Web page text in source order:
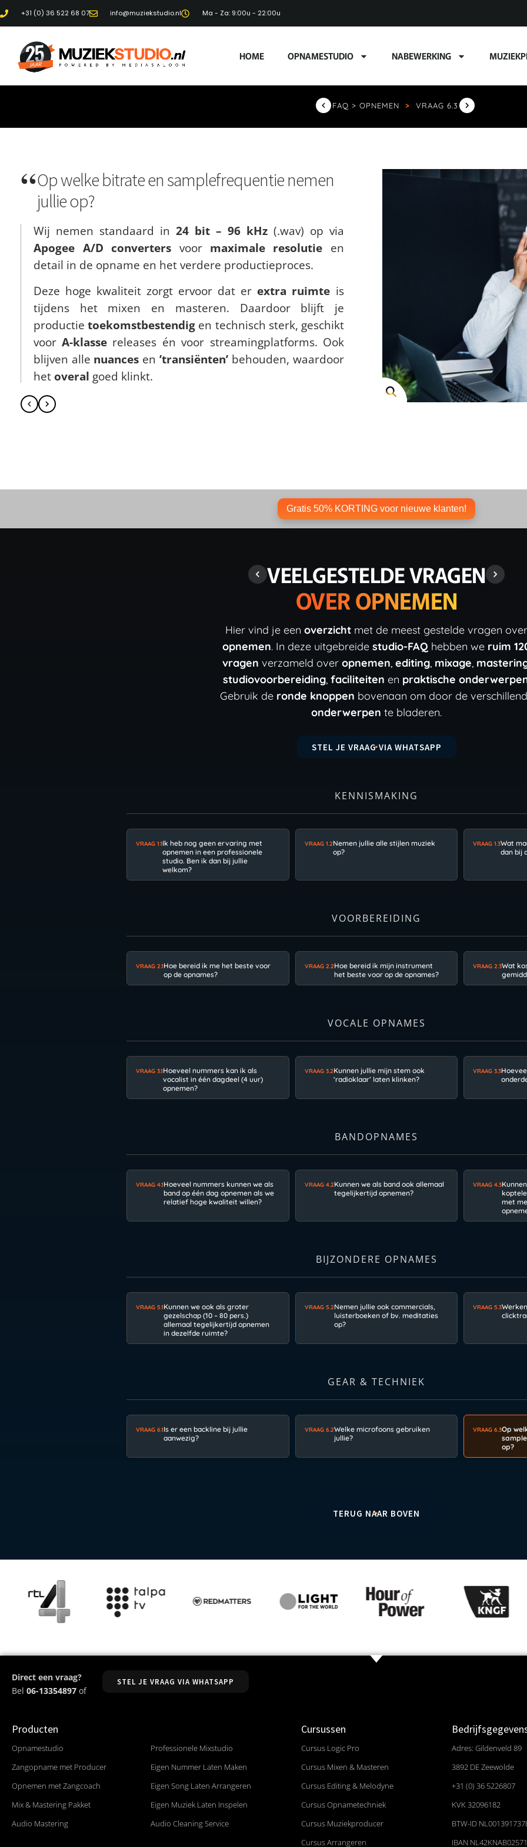
+31 (0) 36 522 68 07 info@muziekstudio.nl Ma - Za: 9:00u - 22:00u
HOME OPNAMESTUDIO NABEWERKING
FAQ > OPNEMEN > VRAAG 6.3
Op welke bitrate en samplefrequentie nemen
jullie op?
Wij nemen standaard in 24 bit – 96 kHz (.wav) op via
Apogee A/D converters voor maximale resolutie en
detail in de opname en het verdere productieproces.
Deze hoge kwaliteit zorgt ervoor dat er extra ruimte is
tijdens het mixen en masteren. Daardoor blijft je
productie toekomstbestendig en technisch sterk, geschikt
voor A-klasse releases én voor streamingplatforms. Ook
blijven alle nuances en ’transiënten’ behouden, waardoor
het overal goed klinkt.
Gratis 50% KORTING voor nieuwe klanten!
VEELGESTELDE VRAGEN
OVER OPNEMEN
Hier vind je een overzicht met de meest gestelde vragen over
opnemen. In deze uitgebreide studio-FAQ hebben we ruim
vragen verzameld over opnemen, editing, mixage,
studiovoorbereiding, faciliteiten en praktische
Gebruik de ronde knoppen bovenaan om door de
onderwerpen te bladeren.
STEL JE VRAAG VIA WHATSAPP
KENNISMAKING
VRAAG 1.1Ik heb nog geen ervaring met
opnemen in een professionele
studio. Ben ik dan bij jullie
welkom?
VRAAG 1.2Nemen jullie alle stijlen muziek
op?
VRAAG 1.3Wat
dan bij
VOORBEREIDING
VRAAG 2.1Hoe bereid ik me het beste voor
op de opnames?
VRAAG 2.2Hoe bereid ik mijn instrument
het beste voor op de opnames?
VRAAG 2.3Wat
VOCALE OPNAMES
VRAAG 3.1Hoeveel nummers kan ik als
vocalist in één dagdeel (4 uur)
opnemen?
VRAAG 3.2Kunnen jullie mijn stem ook
‘radioklaar’ laten klinken?
VRAAG 3.3
BANDOPNAMES
VRAAG 4.1Hoeveel nummers kunnen we als
band op één dag opnemen als we
relatief hoge kwaliteit willen?
VRAAG 4.2Kunnen we als band ook allemaal
tegelijkertijd opnemen?
VRAAG 4.3
met
BIJZONDERE OPNAMES
VRAAG 5.1Kunnen we ook als groter
gezelschap (10 – 80 pers.)
allemaal tegelijkertijd opnemen
in dezelfde ruimte?
VRAAG 5.2Nemen jullie ook commercials,
luisterboeken of bv. meditaties
op?
VRAAG 5.3
GEAR & TECHNIEK
VRAAG 6.1Is er een backline bij jullie
aanwezig?
VRAAG 6.2Welke microfoons gebruiken
jullie?
VRAAG 6.3Op
op?
TERUG NAAR BOVEN
Direct een vraag?
Bel 06-13354897 of
STEL JE VRAAG VIA WHATSAPP
Producten
Opnamestudio
Zangopname met Producer
Opnemen met Zangcoach
Mix & Mastering Pakket
Audio Mastering
Professionele Mixstudio
Eigen Nummer Laten Maken
Eigen Song Laten Arrangeren
Eigen Muziek Laten Inspelen
Audio Cleaning Service
Cursussen
Cursus Logic Pro
Cursus Mixen & Masteren
Cursus Editing & Melodyne
Cursus Opnametechniek
Cursus Muziekproducer
Cursus Arrangeren
Adres: Gildenveld 89
3892 DE Zeewolde
+31 (0) 36 5226807
KVK 32096182
BTW-ID
IBAN